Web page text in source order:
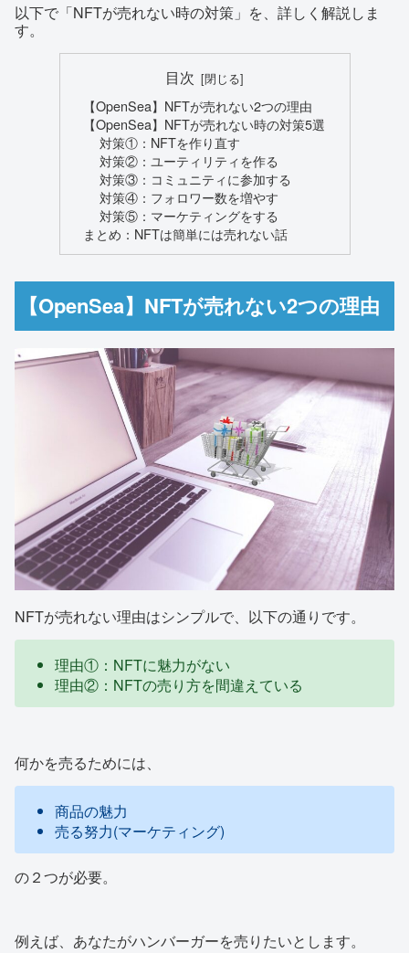
以下で「NFTが売れない時の対策」を、詳しく解説しま
す。
目次
【OpenSea】NFTが売れない2つの理由
【OpenSea】NFTが売れない時の対策5選
対策①：NFTを作り直す
対策②：ユーティリティを作る
対策③：コミュニティに参加する
対策④：フォロワー数を増やす
対策⑤：マーケティングをする
まとめ：NFTは簡単には売れない話
【OpenSea】NFTが売れない2つの理由
NFTが売れない理由はシンプルで、以下の通りです。
理由①：NFTに魅力がない
理由②：NFTの売り方を間違えている
何かを売るためには、
商品の魅力
売る努力(マーケティング)
の２つが必要。
例えば、あなたがハンバーガーを売りたいとします。